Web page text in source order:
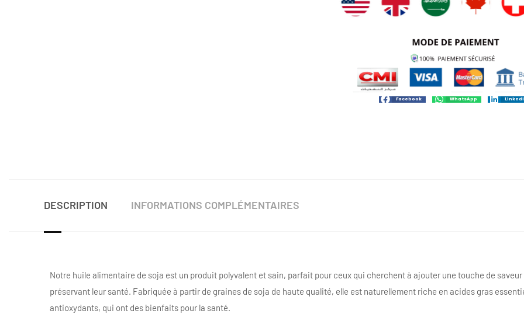
Facebook WhatsApp
DESCRIPTION INFORMATIONS COMPLÉMENTAIRES
Notre huile alimentaire de soja est un produit polyvalent et sain, parfait pour ceux qui cherchent à ajouter une touche de
préservant leur santé. Fabriquée à partir de graines de soja de haute qualité, elle est naturellement riche en acides gras
antioxydants, qui ont des bienfaits pour la santé.